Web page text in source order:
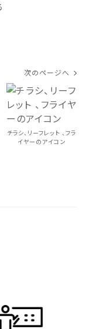
次のページへ
チラシ、リーフレット 、フラ
イヤーのアイコン